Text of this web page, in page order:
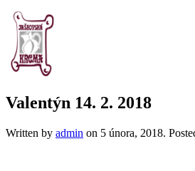
Valentýn 14. 2. 2018
Written by admin on 5 února, 2018.